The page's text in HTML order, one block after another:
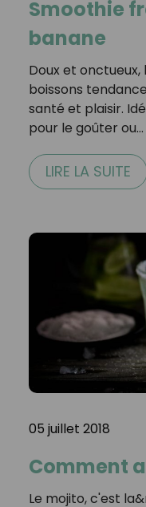
Smoothie
banane
Doux et
boissons
santé et plaisir.
pour le goûter ou…
LIRE LA SUITE
05 juillet 2018
Comment
Le mojito, c'est